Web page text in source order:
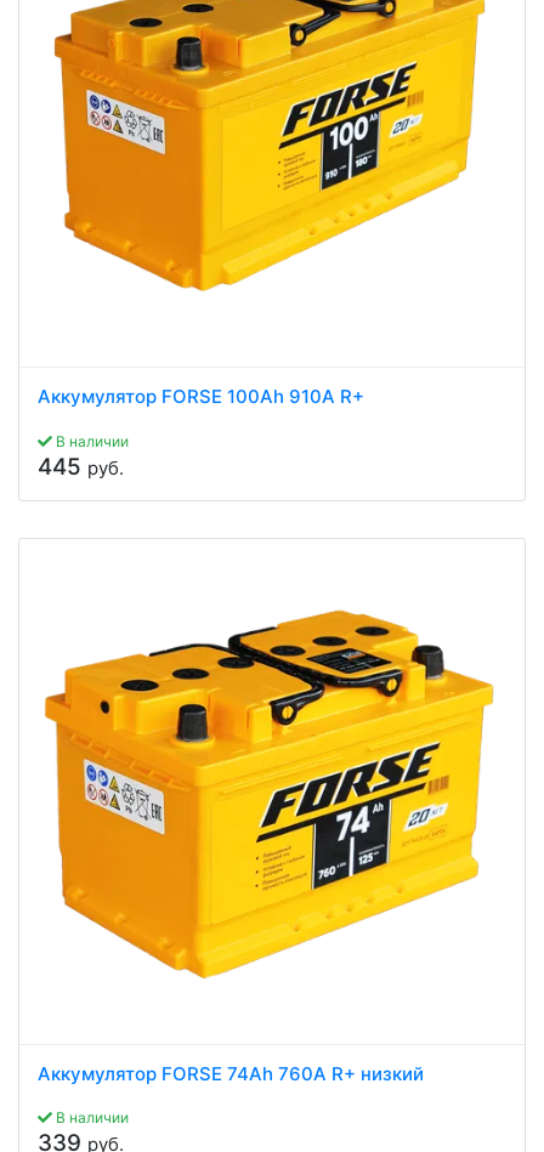
Аккумулятор FORSE 100Ah 910A R+
В наличии
445 руб.
Аккумулятор FORSE 74Ah 760A R+ низкий
В наличии
339 руб.